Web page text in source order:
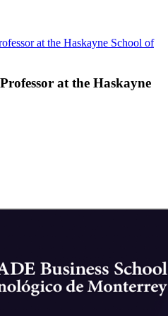
at the Haskayne School of
at the Haskayne